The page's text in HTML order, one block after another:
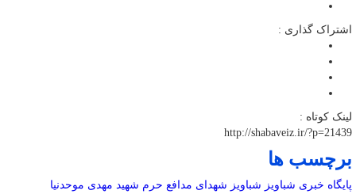
اشتراک گذاری :
لینک کوتاه :
http://shabaveiz.ir/?p=21439
برچسب ها
پایگاه خبری شباویز شباویز شهدای مدافع حرم شهید مهدی موحدنیا